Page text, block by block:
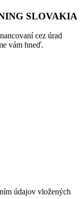
SLOVAKIA
cez úrad
vám hneď.
údajov vložených